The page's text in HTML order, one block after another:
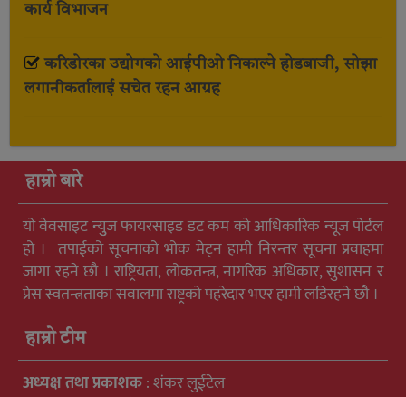
कार्य विभाजन
करिडोरका उद्योगको आईपीओ निकाल्ने होडबाजी, सोझा
लगानीकर्तालाई सचेत रहन आग्रह
हाम्रो बारे
यो वेवसाइट न्युुज फायरसाइड डट कम को आधिकारिक न्यूज पोर्टल
हो । तपाईको सूचनाको भोक मेट्न हामी निरन्तर सूचना प्रवाहमा
जागा रहने छौ । राष्ट्रियता, लोकतन्त्र, नागरिक अधिकार, सुशासन र
प्रेस स्वतन्त्रताका सवालमा राष्ट्रको पहरेदार भएर हामी लडिरहने छौ ।
हाम्रो टीम
अध्यक्ष तथा प्रकाशक: शंकर लुईटेल